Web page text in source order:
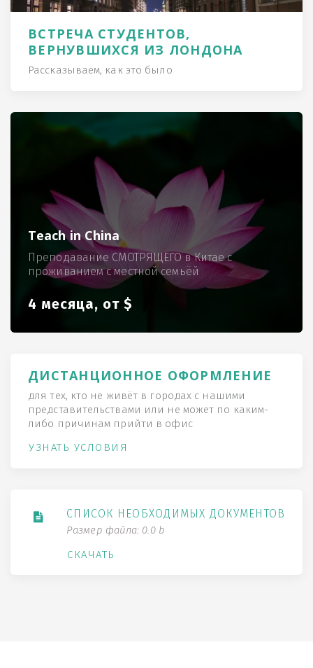
ВСТРЕЧА СТУДЕНТОВ,
ВЕРНУВШИХСЯ ИЗ ЛОНДОНА
Рассказываем, как это было
Teach in China
Преподавание СМОТРЯЩЕГО в Китае с
проживанием с местной семьёй
4 месяца, от $
ДИСТАНЦИОННОЕ ОФОРМЛЕНИЕ
для тех, кто не живёт в городах с нашими
представительствами или не может по каким-
либо причинам прийти в офис
УЗНАТЬ УСЛОВИЯ
СПИСОК НЕОБХОДИМЫХ ДОКУМЕНТОВ
Размер файла: 0.0 b
СКАЧАТЬ